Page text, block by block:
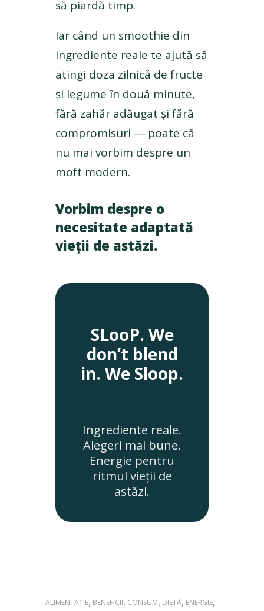
să piardă timp.
Iar când un smoothie din
ingrediente reale te ajută să
atingi doza zilnică de fructe
și legume în două minute,
fără zahăr adăugat și fără
compromisuri — poate că
nu mai vorbim despre un
moft modern.
Vorbim despre o
necesitate adaptată
vieții de astăzi.
SLooP. We
don’t blend
in. We Sloop.
Ingrediente reale.
Alegeri mai bune.
Energie pentru
ritmul vieții de
astăzi.
ALIMENTAȚIE, BENEFICII, CONSUM, DIETĂ, ENERGIE,